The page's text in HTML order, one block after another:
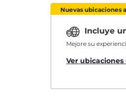
Nuevas ubicaciones
Incluye
Mejore su
Ver